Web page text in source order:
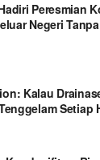
Peresmian
Negeri
Kalau
Setiap